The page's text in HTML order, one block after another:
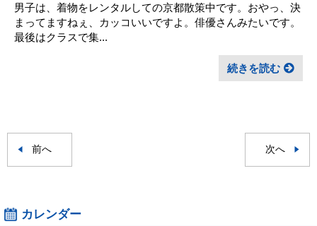
男子は、着物をレンタルしての京都散策中です。おやっ、決
まってますねぇ、カッコいいですよ。俳優さんみたいです。
最後はクラスで集...
続きを読む
前へ 次へ
カレンダー